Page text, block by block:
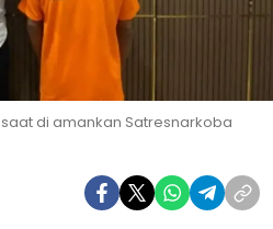
di amankan Satresnarkoba